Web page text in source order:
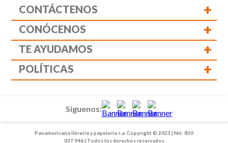
CONTÁCTENOS +
CONÓCENOS +
TE AYUDAMOS +
POLÍTICAS +
Panamericana librería y papelería s.a. Copyright © 2023 | Nit: 830
037 946 | Todos los derechos reservados
Siguenos: